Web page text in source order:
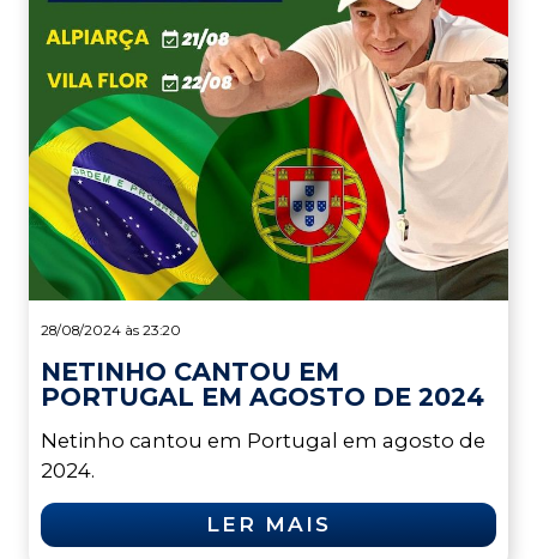
28/08/2024 às 23:20
NETINHO CANTOU EM
PORTUGAL EM AGOSTO DE 2024
Netinho cantou em Portugal em agosto de
2024.
LER MAIS